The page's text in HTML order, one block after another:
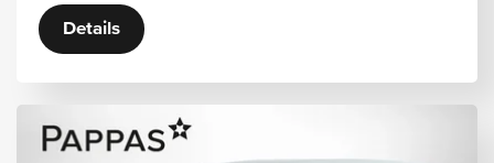
Details